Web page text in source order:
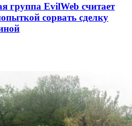
группа EvilWeb считает
сорвать сделку